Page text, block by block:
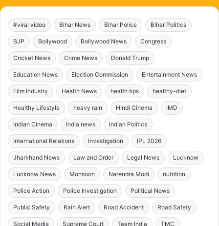
#viral video Bihar News Bihar Police Bihar Politics
BJP Bollywood Bollywood News Congress
Cricket News Crime News Donald Trump
Education News Election Commission Entertainment News
Film Industry Health News health tips healthy-diet
Healthy Lifestyle heavy rain Hindi Cinema IMD
Indian Cinema India news Indian Politics
International Relations Investigation IPL 2026
Jharkhand News Law and Order Legal News Lucknow
Lucknow News Monsoon Narendra Modi nutrition
Police Action Police Investigation Political News
Public Safety Rain Alert Road Accident Road Safety
Social Media Supreme Court Team India TMC